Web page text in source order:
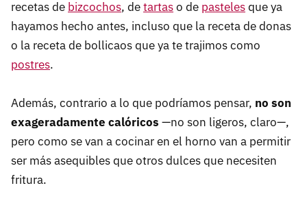
recetas de bizcochos, detartaso de pastelesque ya
hayamos hecho antes, incluso que la receta de donas
o la receta de bollicaos que ya te trajimos como
postres.
Además, contrario a lo que podríamos pensar, no son
exageradamente calóricos —no son ligeros, claro—,
pero como se van a cocinar en el horno van a permitir
ser más asequibles que otros dulces que necesiten
fritura.